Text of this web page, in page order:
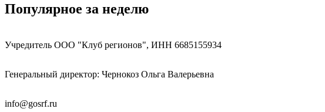
Популярное за неделю
Учредитель ООО "Клуб регионов", ИНН 6685155934
Генеральный директор: Чернокоз Ольга Валерьевна
info@gosrf.ru